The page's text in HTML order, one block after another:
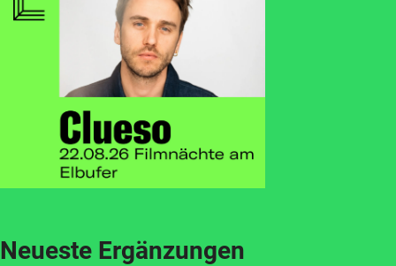
Neueste Ergänzungen